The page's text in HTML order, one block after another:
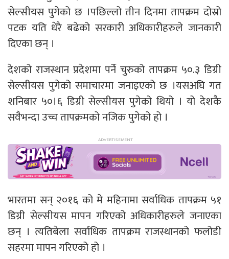
सेल्सीयस पुगेको छ ।पछिल्लो तीन दिनमा तापक्रम दोस्रो
पटक यति धेरै बढेको सरकारी अधिकारीहरुले जानकारी
दिएका छन् ।
देशको राजस्थान प्रदेशमा पर्ने चुरुको तापक्रम ५०.३ डिग्री
सेल्सीयस पुगेको समाचारमा जनाइएको छ ।यसअघि गत
शनिबार ५०।६ डिग्री सेल्सीयस पुगेको थियो । यो देशकै
सवैभन्दा उच्च तापक्रमको नजिक पुगेको हो ।
भारतमा सन् २०१६ को मे महिनामा सर्वाधिक तापक्रम ५१
डिग्री सेल्सीयस मापन गरिएको अधिकारीहरुले जनाएका
छन् । त्यतिबेला सर्वाधिक तापक्रम राजस्थानको फलोडी
सहरमा मापन गरिएको हो ।